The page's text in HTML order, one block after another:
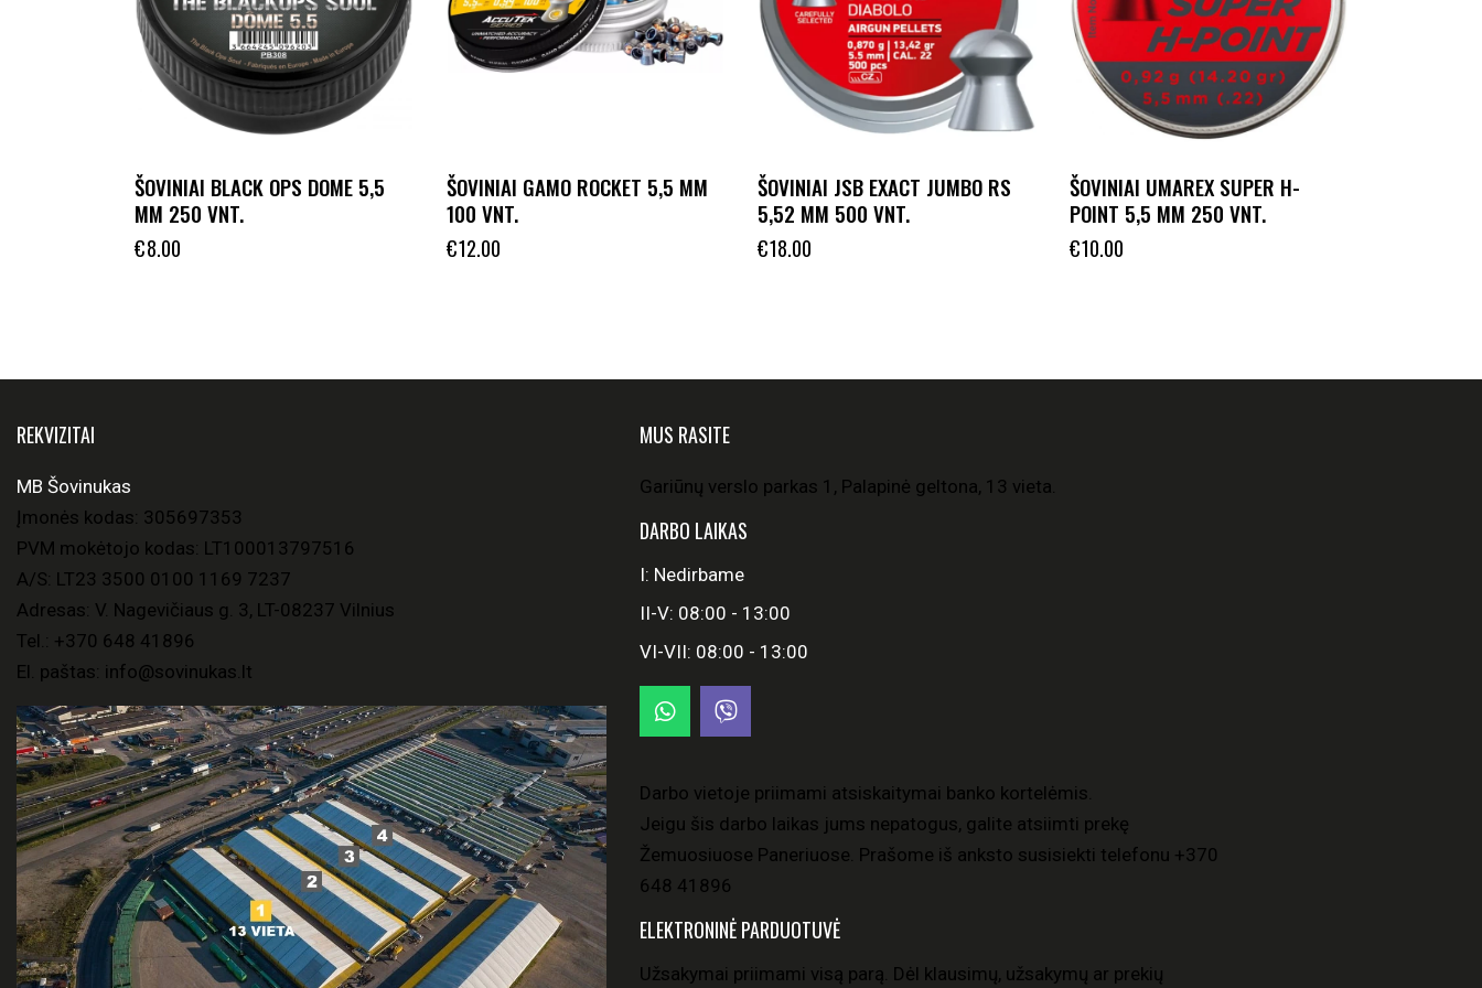
ŠOVINIAI BLACK OPS DOME 5,5
MM 250 VNT.
€8.00
ŠOVINIAI GAMO ROCKET 5,5 MM
100 VNT.
€12.00
ŠOVINIAI JSB EXACT JUMBO RS
5,52 MM 500 VNT.
€18.00
ŠOVINIAI UMAREX SUPER H-
POINT 5,5 MM 250 VNT.
€10.00
REKVIZITAI
MB Šovinukas
Įmonės kodas: 305697353
PVM mokėtojo kodas: LT100013797516
A/S: LT23 3500 0100 1169 7237
Adresas: V. Nagevičiaus g. 3, LT-08237 Vilnius
Tel.: +370 648 41896
El. paštas: info@sovinukas.lt
MUS RASITE
Gariūnų verslo parkas 1, Palapinė geltona, 13 vieta.
DARBO LAIKAS
I: Nedirbame
II-V: 08:00 - 13:00
VI-VII: 08:00 - 13:00
Darbo vietoje priimami atsiskaitymai banko kortelėmis.
Jeigu šis darbo laikas jums nepatogus, galite atsiimti prekę
Žemuosiuose Paneriuose. Prašome iš anksto susisiekti telefonu +370
648 41896
ELEKTRONINĖ PARDUOTUVĖ
Užsakymai priimami visą parą. Dėl klausimų, užsakymų ar prekių